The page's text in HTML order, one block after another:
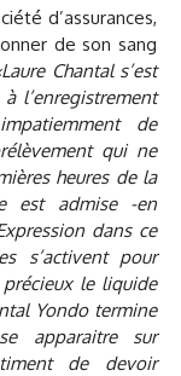
d’assurances,
de son sang
Chantal s’est
l’enregistrement
de
qui ne
heures de la
est admise -en
dans ce
s’activent pour
le liquide
Yondo termine
apparaitre sur
de devoir